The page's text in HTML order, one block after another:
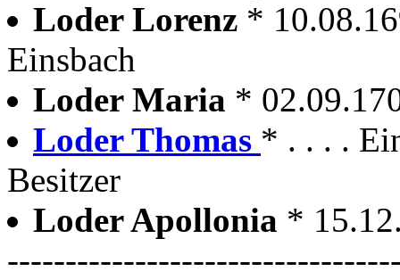
Loder Lorenz *
Einsbach
Loder Maria *
Loder Thomas * . . . .
Besitzer
Loder Apollonia *